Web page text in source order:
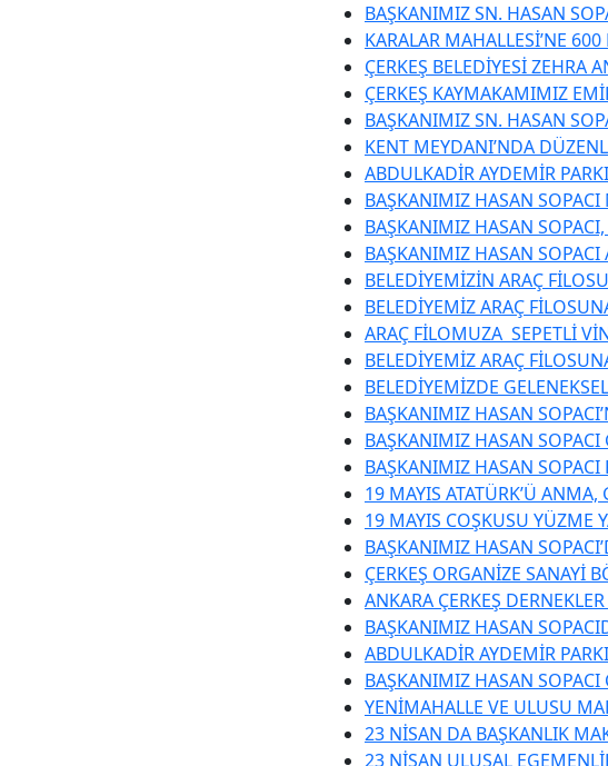
BAŞKANIMIZ SN. HASAN
KARALAR MAHALLESİ’NE
ÇERKEŞ BELEDİYESİ ZEHRA
ÇERKEŞ KAYMAKAMIMIZ
BAŞKANIMIZ SN. HASAN
KENT MEYDANI’NDA
ABDULKADİR AYDEMİR
BAŞKANIMIZ HASAN SOPACI
BAŞKANIMIZ HASAN
BAŞKANIMIZ HASAN
BELEDİYEMİZİN ARAÇ
BELEDİYEMİZ ARAÇ
ARAÇ FİLOMUZA SEPETLİ
BELEDİYEMİZ ARAÇ
BELEDİYEMİZDE
BAŞKANIMIZ HASAN
BAŞKANIMIZ HASAN
BAŞKANIMIZ HASAN SOPACI
19 MAYIS ATATÜRK’Ü
19 MAYIS COŞKUSU YÜZME
BAŞKANIMIZ HASAN
ÇERKEŞ ORGANİZE SANAYİ
ANKARA ÇERKEŞ
BAŞKANIMIZ HASAN
ABDULKADİR AYDEMİR
BAŞKANIMIZ HASAN SOPACI
YENİMAHALLE VE ULUSU
23 NİSAN DA BAŞKANLIK
23 NİSAN ULUSAL